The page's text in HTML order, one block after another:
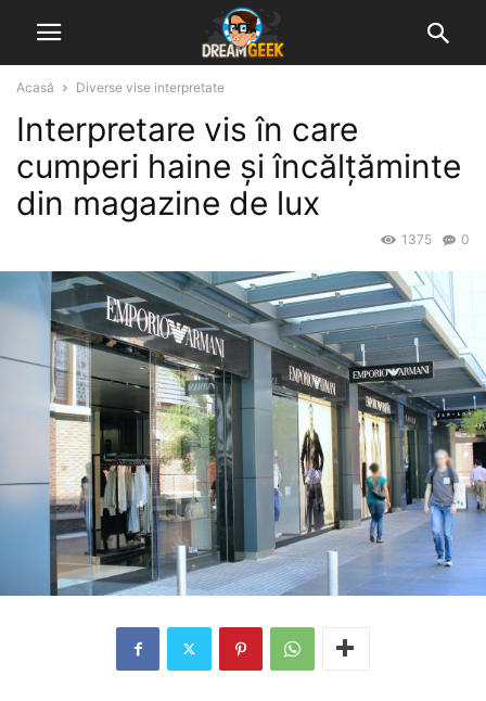
Acasă Diverse vise interpretate
Interpretare vis în care
cumperi haine și încălțăminte
din magazine de lux
0
1375